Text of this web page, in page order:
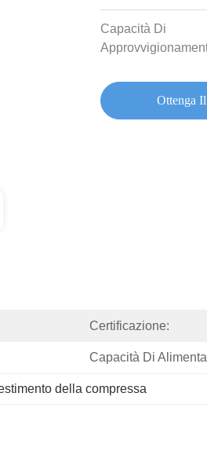
Capacità Di
Ottenga
Certificazione:
Capacità Di
della compressa